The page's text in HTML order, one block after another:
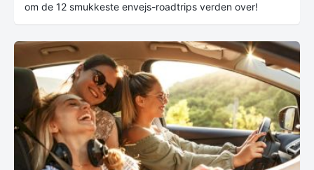
om de 12 smukkeste envejs-roadtrips verden over!